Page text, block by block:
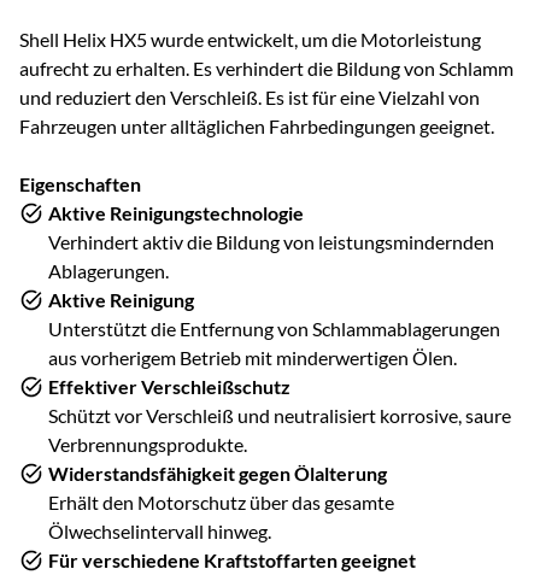
Shell Helix HX5 wurde entwickelt, um die Motorleistung
aufrecht zu erhalten. Es verhindert die Bildung von Schlamm
und reduziert den Verschleiß. Es ist für eine Vielzahl von
Fahrzeugen unter alltäglichen Fahrbedingungen geeignet.
Eigenschaften
Aktive Reinigungstechnologie
Verhindert aktiv die Bildung von leistungsmindernden
Ablagerungen.
Aktive Reinigung
Unterstützt die Entfernung von Schlammablagerungen
aus vorherigem Betrieb mit minderwertigen Ölen.
Effektiver Verschleißschutz
Schützt vor Verschleiß und neutralisiert korrosive, saure
Verbrennungsprodukte.
Widerstandsfähigkeit gegen Ölalterung
Erhält den Motorschutz über das gesamte
Ölwechselintervall hinweg.
Für verschiedene Kraftstoffarten geeignet